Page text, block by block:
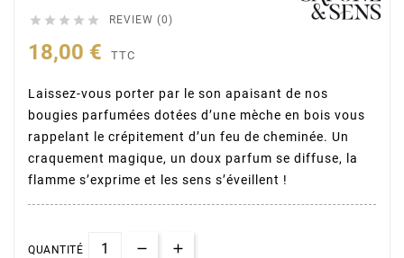
     REVIEW (0)
18,00 € TTC
Laissez-vous porter par le son apaisant de nos
bougies parfumées dotées d’une mèche en bois vous
rappelant le crépitement d’un feu de cheminée. Un
craquement magique, un doux parfum se diffuse, la
flamme s’exprime et les sens s’éveillent !
QUANTITÉ